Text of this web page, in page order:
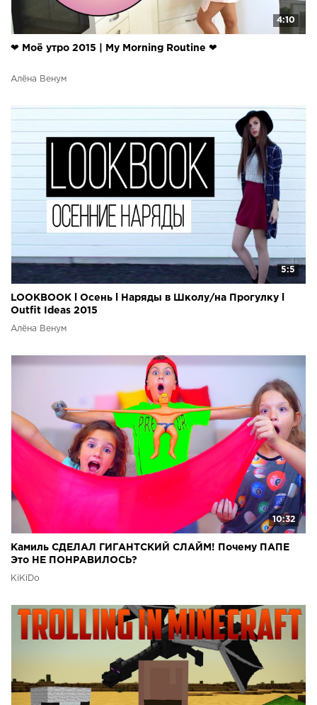
4:10
❤ Моё утро 2015 | My Morning Routine ❤
Алёна Венум
5:5
LOOKBOOK l Осень l Наряды в Школу/на Прогулку l
Outfit Ideas 2015
Алёна Венум
10:32
Камиль СДЕЛАЛ ГИГАНТСКИЙ СЛАЙМ! Почему ПАПЕ
Это НЕ ПОНРАВИЛОСЬ?
KiKiDo